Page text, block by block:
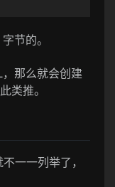
节的。
那么就会创建
类推。
一一列举了，